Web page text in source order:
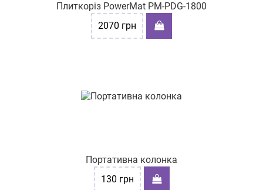
Плиткоріз PowerMat PM-PDG-1800
2070 грн
Портативна колонка
130 грн